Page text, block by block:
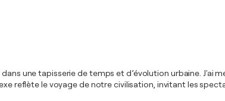
une tapisserie de temps et d’évolution urbaine. J'ai
reflète le voyage de notre civilisation, invitant les